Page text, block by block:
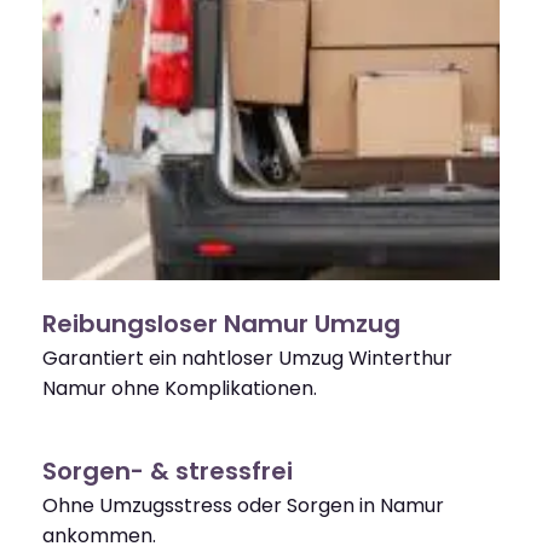
Reibungsloser Namur Umzug
Garantiert ein nahtloser Umzug Winterthur
Namur ohne Komplikationen.
Sorgen- & stressfrei
Ohne Umzugsstress oder Sorgen in Namur
ankommen.